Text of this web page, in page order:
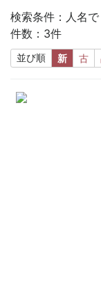
検索条件：人名で
件数：3件
並び順 新 古